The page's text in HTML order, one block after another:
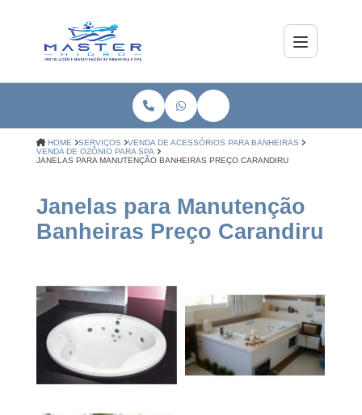
HOME SERVIÇOS
VENDA DE ACESSÓRIOS PARA BANHEIRAS
VENDA DE OZÔNIO PARA SPA
JANELAS PARA MANUTENÇÃO BANHEIRAS PREÇO CARANDIRU
Janelas para Manutenção
Banheiras Preço Carandiru